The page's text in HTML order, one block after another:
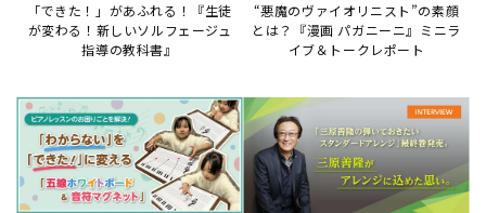
「できた！」があふれる！『生徒
が変わる！新しいソルフェージュ
指導の教科書』
“悪魔のヴァイオリニスト”の素顔
とは？『漫画 パガニーニ』ミニラ
イブ＆トークレポート